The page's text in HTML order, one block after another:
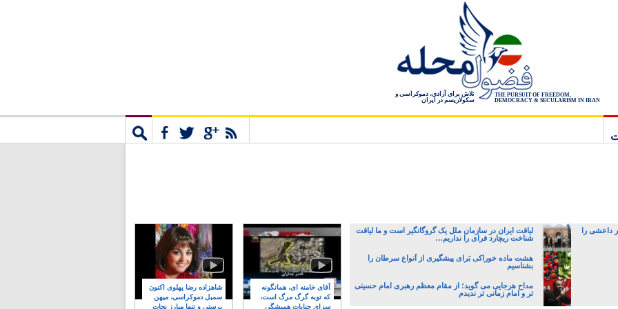
THE PURSUIT OF FREEDOM,
DEMOCRACY & SECULARISM IN IRAN
تلاش برای آزادی، دموکراسی و
سکولاریسم در ایران
داعشی را
لیاقت ایران در سازمان ملل یک گروگانگیر است و ما لیاقت
شناخت ریچارد فرای را نداریم…
هشت ماده خوراکی بَرای پیشگیری از اَنواع سرطان را
بشناسیم
مداح هرجایی می گوید؛ از مقام معظم رهبری امام حسینی
تر و امام زمانی تر ندیدم
شاهزاده رضا پهلوی اکنون
سمبل دموکراسی، میهن
پرستی و تنها مبارز نجات
آقای خامنه ای، همانگونه
که توبه گرگ مرگ است،
سزای جنایات همیشگی